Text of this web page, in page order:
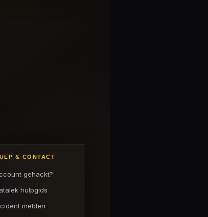
& CONTACT
gehackt?
hulpgids
melden